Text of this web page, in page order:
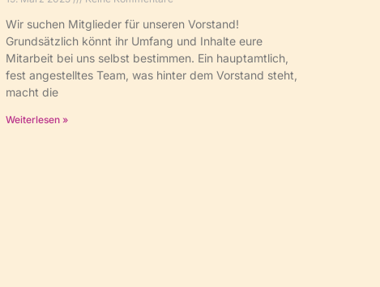
Wir suchen Mitglieder für unseren Vorstand!
Grundsätzlich könnt ihr Umfang und Inhalte eure
Mitarbeit bei uns selbst bestimmen. Ein hauptamtlich,
fest angestelltes Team, was hinter dem Vorstand steht,
macht die
Weiterlesen »